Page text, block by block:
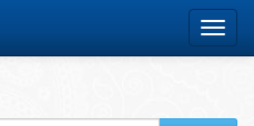
Menu